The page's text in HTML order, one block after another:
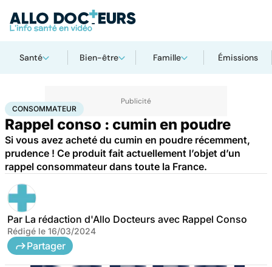
Santé Bien-être Famille Émissions
AccueilSantéConsommateur
CONSOMMATEUR
Rappel conso : cumin en poudre
Si vous avez acheté du cumin en poudre récemment,
prudence ! Ce produit fait actuellement l’objet d’un
rappel consommateur dans toute la France.
Par La rédaction d'Allo Docteurs avec Rappel Conso
Rédigé le 16/03/2024
Partager